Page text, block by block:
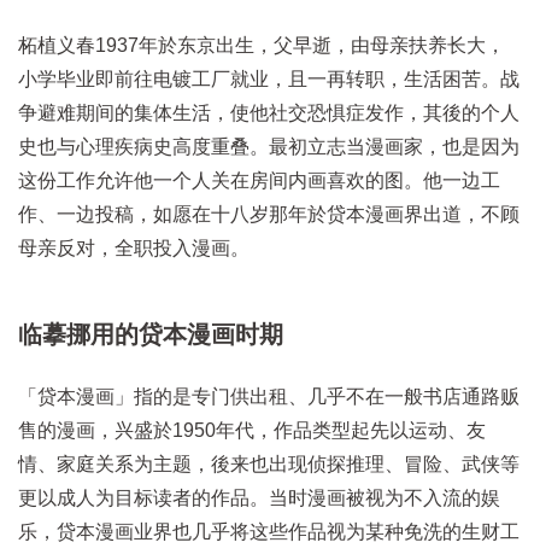
柘植义春1937年於东京出生，父早逝，由母亲扶养长大，
小学毕业即前往电镀工厂就业，且一再转职，生活困苦。战
争避难期间的集体生活，使他社交恐惧症发作，其後的个人
史也与心理疾病史高度重叠。最初立志当漫画家，也是因为
这份工作允许他一个人关在房间内画喜欢的图。他一边工
作、一边投稿，如愿在十八岁那年於贷本漫画界出道，不顾
母亲反对，全职投入漫画。
临摹挪用的贷本漫画时期
「贷本漫画」指的是专门供出租、几乎不在一般书店通路贩
售的漫画，兴盛於1950年代，作品类型起先以运动、友
情、家庭关系为主题，後来也出现侦探推理、冒险、武侠等
更以成人为目标读者的作品。当时漫画被视为不入流的娱
乐，贷本漫画业界也几乎将这些作品视为某种免洗的生财工